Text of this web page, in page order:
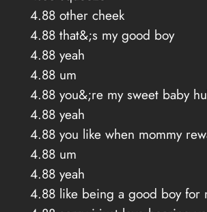
4.88 other cheek
4.88 that&;s my good boy
4.88 yeah
4.88 um
4.88 you&;re my sweet baby
4.88 yeah
4.88 you like when mommy
4.88 um
4.88 yeah
4.88 like being a good boy for